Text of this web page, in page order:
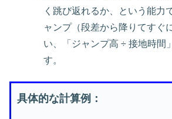
く跳び返れるか、という能力
ャンプ（段差から降りてすぐ
い、「ジャンプ高 ÷ 接地時間
す。
具体的な計算例：